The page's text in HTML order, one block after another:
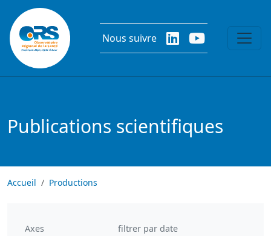
Aller au contenu principal
Nous suivre
Publications scientifiques
Accueil Productions
Axes filtrer par date